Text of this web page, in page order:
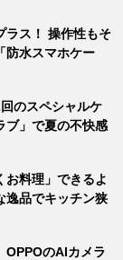
ラス！ 操作性もそ
防水スマホケー
のスペシャルケ
ブ」で夏の不快感
お料理」できるよ
逸品でキッチン狭
OPPOのAIカメラ